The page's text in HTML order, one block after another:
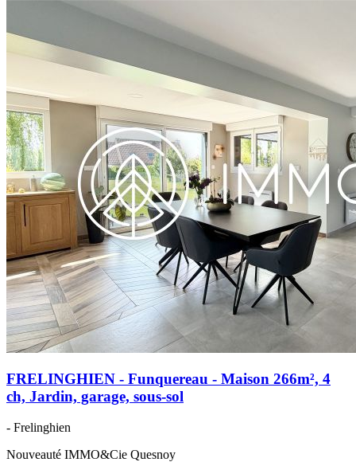
FRELINGHIEN - Funquereau - Maison 266m², 4
ch, Jardin, garage, sous-sol
- Frelinghien
Nouveauté IMMO&Cie Quesnoy